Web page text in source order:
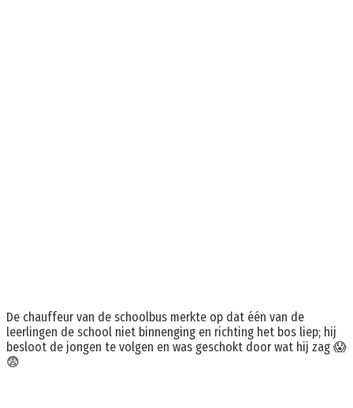
De chauffeur van de schoolbus merkte op dat één van de
leerlingen de school niet binnenging en richting het bos liep; hij
besloot de jongen te volgen en was geschokt door wat hij zag 😱
😨